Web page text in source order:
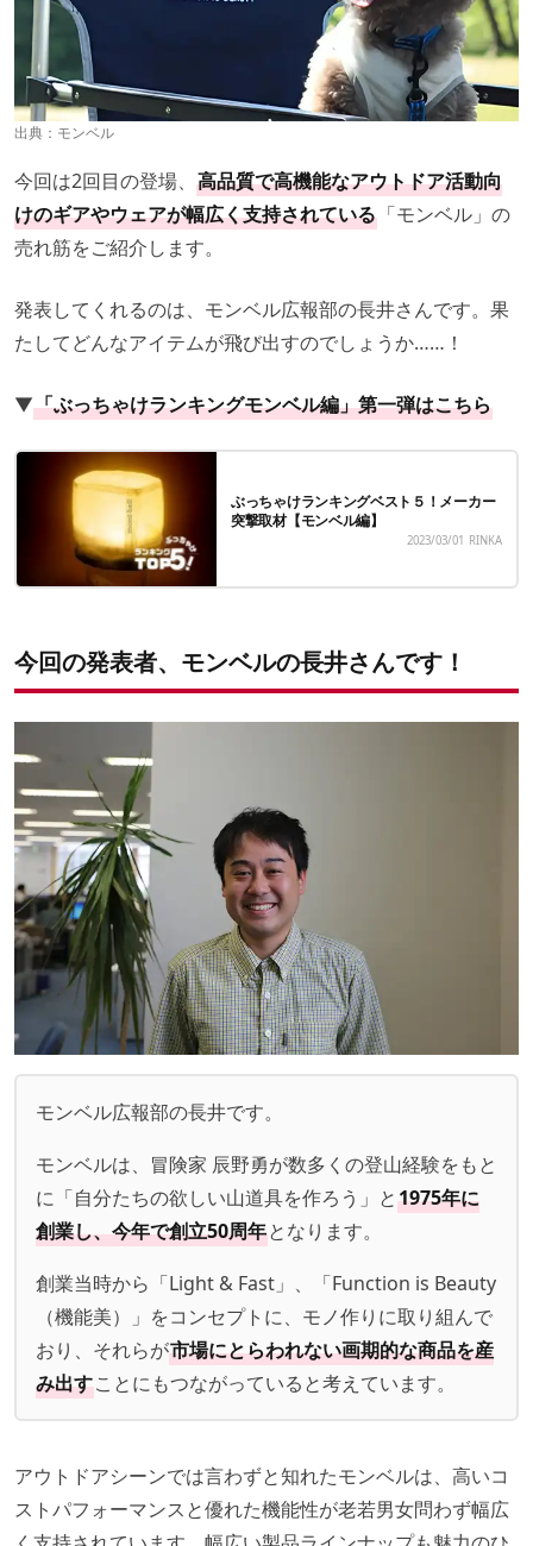
出典： モンベル
今回は2回目の登場、 高品質で高機能なアウトドア活動向
けのギアやウェアが幅広く支持されている 「モンベル」の
売れ筋をご紹介します。
発表してくれるのは、モンベル広報部の長井さんです。果
たしてどんなアイテムが飛び出すのでしょうか……！
▼「ぶっちゃけランキングモンベル編」第一弾はこちら
ぶっちゃけランキングベスト５！メーカー
突撃取材【モンベル編】
2023/03/01 RINKA
今回の発表者、モンベルの長井さんです！
モンベル広報部の長井です。
モンベルは、冒険家 辰野勇が数多くの登山経験をもと
に「自分たちの欲しい山道具を作ろう」と1975年に
創業し、今年で創立50周年となります。
創業当時から「Light & Fast」、「Function is Beauty
（機能美）」をコンセプトに、モノ作りに取り組んで
おり、それらが市場にとらわれない画期的な商品を産
み出すことにもつながっていると考えています。
アウトドアシーンでは言わずと知れたモンベルは、高いコ
ストパフォーマンスと優れた機能性が老若男女問わず幅広